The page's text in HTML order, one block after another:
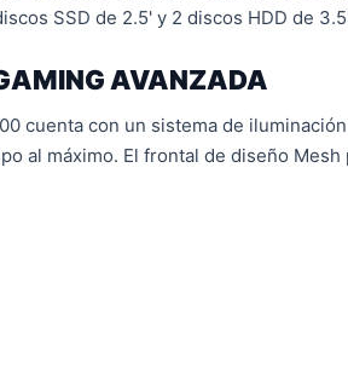
SSD de 2.5' y 2 discos HDD de
AVANZADA
cuenta con un sistema de
al máximo. El frontal de diseño